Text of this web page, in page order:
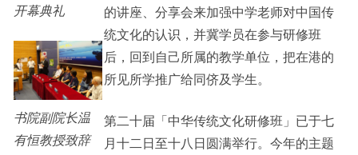
新亚影集
影片库
Staff Engagement
开幕典礼
书院副院长温
有恒教授致辞
的讲座、分享会来加强中学老师对中国传
统文化的认识，并冀学员在参与研修班
后，回到自己所属的教学单位，把在港的
所见所学推广给同侪及学生。
第二十届「中华传统文化研修班」已于七
月十二日至十八日圆满举行。今年的主题